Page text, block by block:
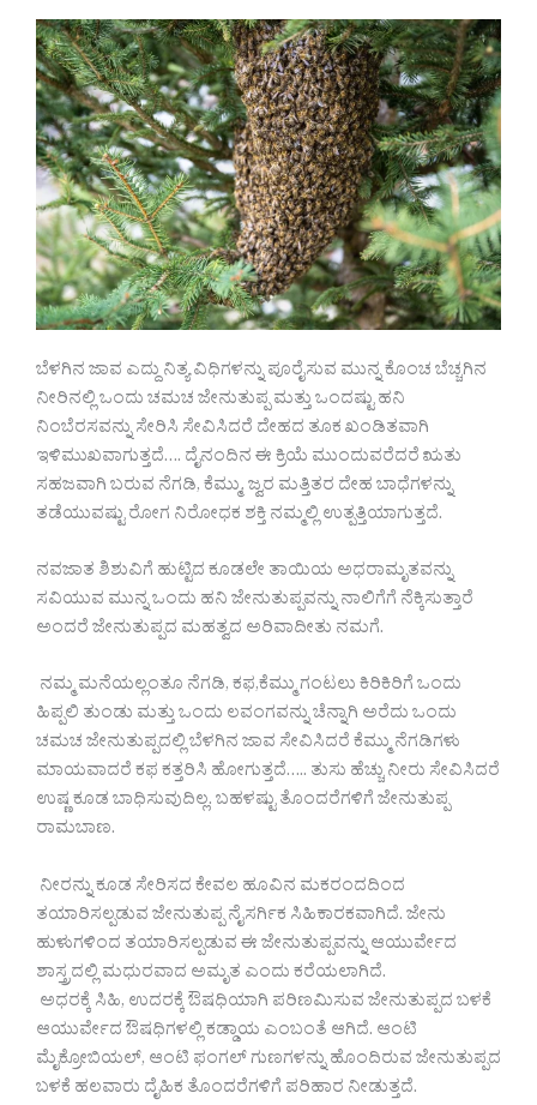
ಬೆಳಗಿನ ಜಾವ ಎದ್ದು ನಿತ್ಯ ವಿಧಿಗಳನ್ನು ಪೂರೈಸುವ ಮುನ್ನ ಕೊಂಚ ಬೆಚ್ಚಗಿನ
ನೀರಿನಲ್ಲಿ ಒಂದು ಚಮಚ ಜೇನುತುಪ್ಪ ಮತ್ತು ಒಂದಷ್ಟು ಹನಿ
ನಿಂಬೆರಸವನ್ನು ಸೇರಿಸಿ ಸೇವಿಸಿದರೆ ದೇಹದ ತೂಕ ಖಂಡಿತವಾಗಿ
ಇಳಿಮುಖವಾಗುತ್ತದೆ…. ದೈನಂದಿನ ಈ ಕ್ರಿಯೆ ಮುಂದುವರೆದರೆ ಋತು
ಸಹಜವಾಗಿ ಬರುವ ನೆಗಡಿ, ಕೆಮ್ಮು, ಜ್ವರ ಮತ್ತಿತರ ದೇಹ ಬಾಧೆಗಳನ್ನು
ತಡೆಯುವಷ್ಟು ರೋಗ ನಿರೋಧಕ ಶಕ್ತಿ ನಮ್ಮಲ್ಲಿ ಉತ್ಪತ್ತಿಯಾಗುತ್ತದೆ.
ನವಜಾತ ಶಿಶುವಿಗೆ ಹುಟ್ಟಿದ ಕೂಡಲೇ ತಾಯಿಯ ಅಧರಾಮೃತವನ್ನು
ಸವಿಯುವ ಮುನ್ನ ಒಂದು ಹನಿ ಜೇನುತುಪ್ಪವನ್ನು ನಾಲಿಗೆಗೆ ನೆಕ್ಕಿಸುತ್ತಾರೆ
ಅಂದರೆ ಜೇನುತುಪ್ಪದ ಮಹತ್ವದ ಅರಿವಾದೀತು ನಮಗೆ.
ನಮ್ಮ ಮನೆಯಲ್ಲಂತೂ ನೆಗಡಿ, ಕಫ,ಕೆಮ್ಮು ಗಂಟಲು ಕಿರಿಕಿರಿಗೆ ಒಂದು
ಹಿಪ್ಪಲಿ ತುಂಡು ಮತ್ತು ಒಂದು ಲವಂಗವನ್ನು ಚೆನ್ನಾಗಿ ಅರೆದು ಒಂದು
ಚಮಚ ಜೇನುತುಪ್ಪದಲ್ಲಿ ಬೆಳಗಿನ ಜಾವ ಸೇವಿಸಿದರೆ ಕೆಮ್ಮು ನೆಗಡಿಗಳು
ಮಾಯವಾದರೆ ಕಫ ಕತ್ತರಿಸಿ ಹೋಗುತ್ತದೆ….. ತುಸು ಹೆಚ್ಚು ನೀರು ಸೇವಿಸಿದರೆ
ಉಷ್ಣ ಕೂಡ ಬಾಧಿಸುವುದಿಲ್ಲ. ಬಹಳಷ್ಟು ತೊಂದರೆಗಳಿಗೆ ಜೇನುತುಪ್ಪ
ರಾಮಬಾಣ.
ನೀರನ್ನು ಕೂಡ ಸೇರಿಸದ ಕೇವಲ ಹೂವಿನ ಮಕರಂದದಿಂದ
ತಯಾರಿಸಲ್ಪಡುವ ಜೇನುತುಪ್ಪ ನೈಸರ್ಗಿಕ ಸಿಹಿಕಾರಕವಾಗಿದೆ. ಜೇನು
ಹುಳುಗಳಿಂದ ತಯಾರಿಸಲ್ಪಡುವ ಈ ಜೇನುತುಪ್ಪವನ್ನು ಆಯುರ್ವೇದ
ಶಾಸ್ತ್ರದಲ್ಲಿ ಮಧುರವಾದ ಅಮೃತ ಎಂದು ಕರೆಯಲಾಗಿದೆ.
ಅಧರಕ್ಕೆ ಸಿಹಿ, ಉದರಕ್ಕೆ ಔಷಧಿಯಾಗಿ ಪರಿಣಮಿಸುವ ಜೇನುತುಪ್ಪದ ಬಳಕೆ
ಆಯುರ್ವೇದ ಔಷಧಿಗಳಲ್ಲಿ ಕಡ್ಡಾಯ ಎಂಬಂತೆ ಆಗಿದೆ. ಆಂಟಿ
ಮೈಕ್ರೋಬಿಯಲ್, ಆಂಟಿ ಫಂಗಲ್ ಗುಣಗಳನ್ನು ಹೊಂದಿರುವ ಜೇನುತುಪ್ಪದ
ಬಳಕೆ ಹಲವಾರು ದೈಹಿಕ ತೊಂದರೆಗಳಿಗೆ ಪರಿಹಾರ ನೀಡುತ್ತದೆ.